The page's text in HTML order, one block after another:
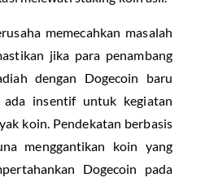
memecahkan masalah
jika para penambang
dengan Dogecoin baru
ada insentif untuk kegiatan
koin. Pendekatan berbasis
menggantikan koin yang
Dogecoin pada